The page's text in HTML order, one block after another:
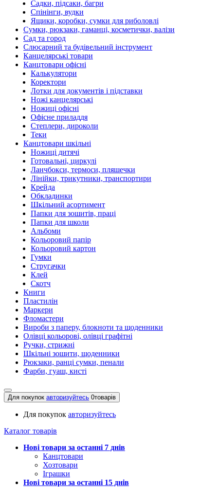
Садки, підсаки, багри
Спінінги, вудки
Ящики, коробки, сумки для риболовлі
Сумки, рюкзаки, гаманці, косметички, валізи
Сад та город
Слюсарний та будівельний інструмент
Канцелярські товари
Канцтовари офісні
Калькулятори
Коректори
Лотки для документів і підставки
Ножі канцелярські
Ножиці офісні
Офісне приладдя
Степлери, дироколи
Теки
Канцтовари шкільні
Ножиці дитячі
Готовальні, циркулі
Ланчбокси, термоси, пляшечки
Лінійки, трикутники, транспортири
Крейда
Обкладинки
Шкільний асортимент
Папки для зошитів, праці
Папки для школи
Альбоми
Кольоровий папір
Кольоровий картон
Гумки
Стругачки
Клей
Скотч
Книги
Пластилін
Маркери
Фломастери
Вироби з паперу, блокноти та щоденники
Олівці кольорові, олівці графітні
Ручки, стрижні
Шкільні зошити, щоденники
Рюкзаки, ранці сумки, пенали
Фарби, гуаш, кисті
Для покупок авторизуйтесь 0товарів
Для покупок авторизуйтесь
Каталог товарів
Нові товари за останнi 7 днiв
Канцтовари
Хозтовари
Іграшки
Нові товари за останнi 15 днiв